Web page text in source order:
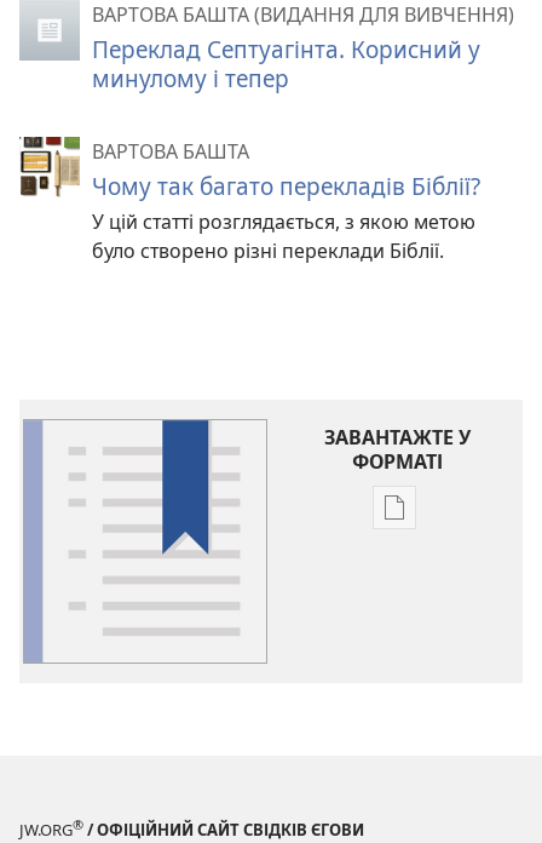
ВАРТОВА БАШТА (ВИДАННЯ ДЛЯ ВИВЧЕННЯ)
Переклад Септуагінта. Корисний у
минулому і тепер
ВАРТОВА БАШТА
Чому так багато перекладів Біблії?
У цій статті розглядається, з якою метою
було створено різні переклади Біблії.
ЗАВАНТАЖТЕ У
ФОРМАТІ
Параметри
JW.ORG® / ОФІЦІЙНИЙ САЙТ СВІДКІВ ЄГОВИ